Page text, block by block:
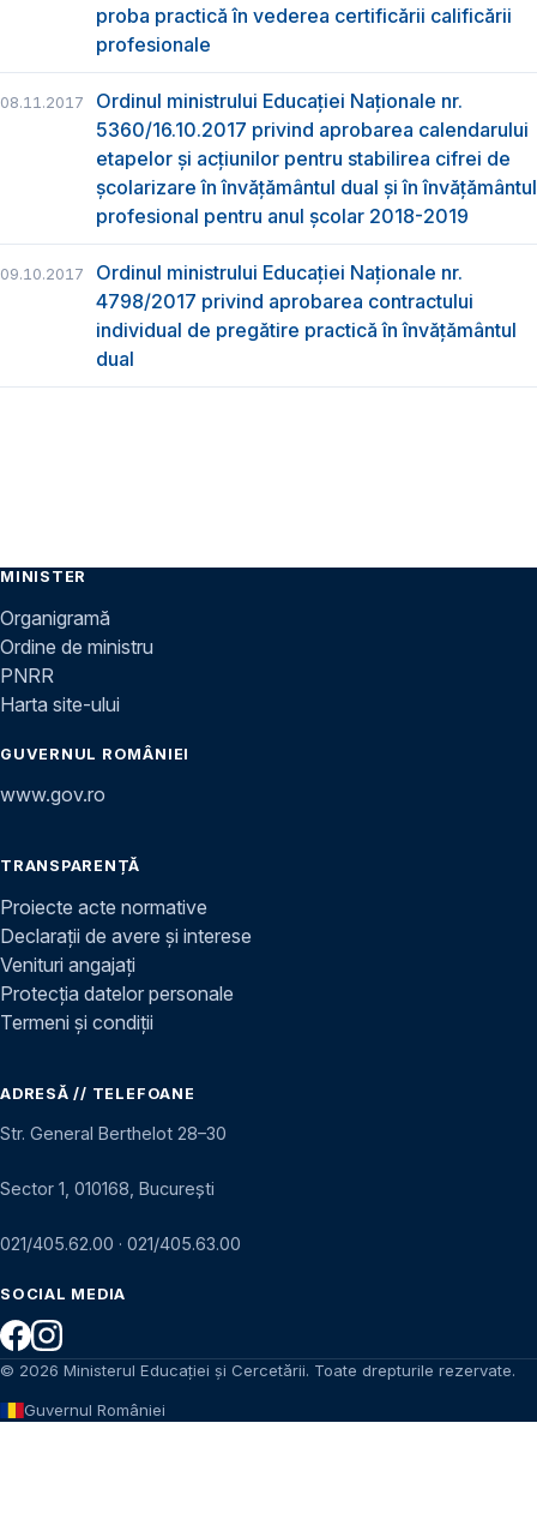
proba practică în vederea certificării calificării
profesionale
08.11.2017
Ordinul ministrului Educaţiei Naţionale nr.
5360/16.10.2017 privind aprobarea calendarului
etapelor și acțiunilor pentru stabilirea cifrei de
școlarizare în învățământul dual și în învățământul
profesional pentru anul școlar 2018-2019
09.10.2017
Ordinul ministrului Educației Naționale nr.
4798/2017 privind aprobarea contractului
individual de pregătire practică în învățământul
dual
MINISTER
Organigramă
Ordine de ministru
PNRR
Harta site-ului
GUVERNUL ROMÂNIEI
www.gov.ro
TRANSPARENȚĂ
Proiecte acte normative
Declarații de avere și interese
Venituri angajați
Protecția datelor personale
Termeni și condiții
ADRESĂ // TELEFOANE
Str. General Berthelot 28–30
Sector 1, 010168, București
021/405.62.00 · 021/405.63.00
SOCIAL MEDIA
© 2026 Ministerul Educației și Cercetării. Toate drepturile rezervate.
Guvernul României